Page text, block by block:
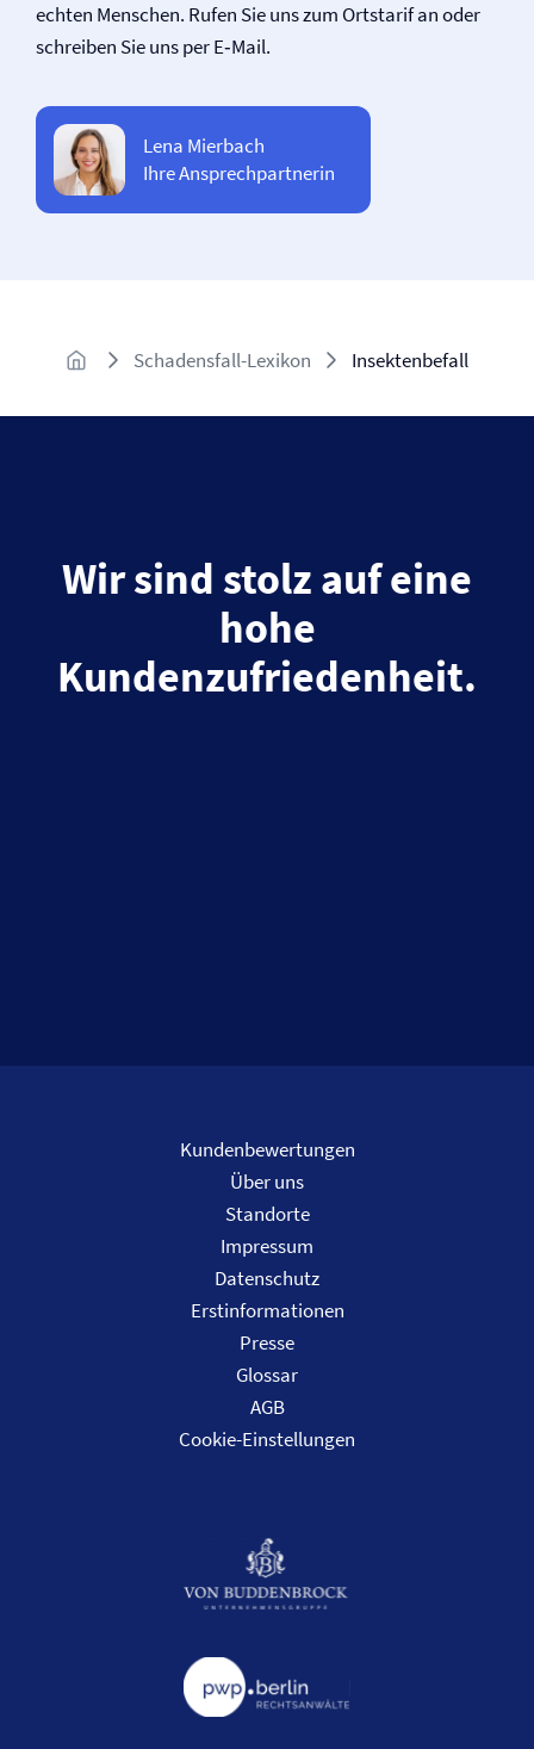
echten Menschen. Rufen Sie uns zum Ortstarif an oder
schreiben Sie uns per E‑Mail.
Lena Mierbach
Ihre Ansprechpartnerin
Schadensfall-Lexikon Insektenbefall
Wir sind stolz auf eine
hohe
Kundenzufriedenheit.
Kundenbewertungen
Über uns
Standorte
Impressum
Datenschutz
Erstinformationen
Presse
Glossar
AGB
Cookie-Einstellungen